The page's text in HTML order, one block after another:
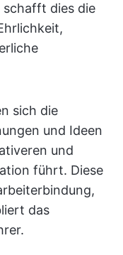
schafft dies die
sich die
und Ideen
und
führt. Diese
das